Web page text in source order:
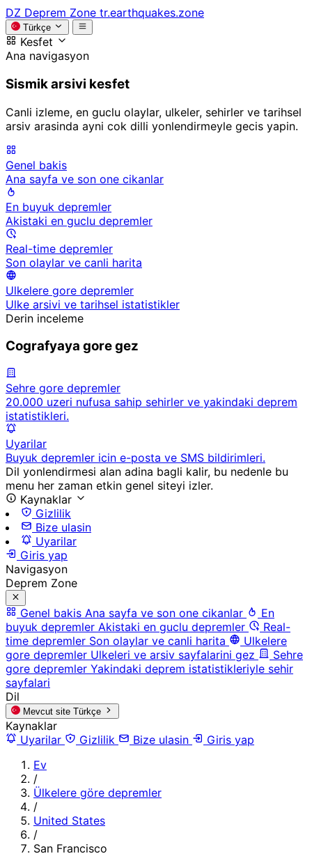
DZ Deprem Zone tr.earthquakes.zone
Türkçe
Kesfet
Ana navigasyon
Sismik arsivi kesfet
Canli izleme, en guclu olaylar, ulkeler, sehirler ve tarihsel
arsiv arasinda ayni cok dilli yonlendirmeyle gecis yapin.
Genel bakis
Ana sayfa ve son one cikanlar
En buyuk depremler
Akistaki en guclu depremler
Real-time depremler
Son olaylar ve canli harita
Ulkelere gore depremler
Ulke arsivi ve tarihsel istatistikler
Derin inceleme
Cografyaya gore gez
Sehre gore depremler
20.000 uzeri nufusa sahip sehirler ve yakindaki deprem
istatistikleri.
Uyarilar
Buyuk depremler icin e-posta ve SMS bildirimleri.
Dil yonlendirmesi alan adina bagli kalir, bu nedenle bu
menu her zaman etkin genel siteyi izler.
Kaynaklar
Gizlilik
Bize ulasin
Uyarilar
Giris yap
Navigasyon
Deprem Zone
Genel bakis Ana sayfa ve son one cikanlar
En
buyuk depremler Akistaki en guclu depremler
Real-
time depremler Son olaylar ve canli harita
Ulkelere
gore depremler Ulkeleri ve arsiv sayfalarini gez
Sehre
gore depremler Yakindaki deprem istatistikleriyle sehir
sayfalari
Dil
Mevcut site Türkçe
Kaynaklar
Uyarilar
Gizlilik Bize ulasin
Giris yap
Ev
/
Ülkelere göre depremler
/
United States
/
San Francisco